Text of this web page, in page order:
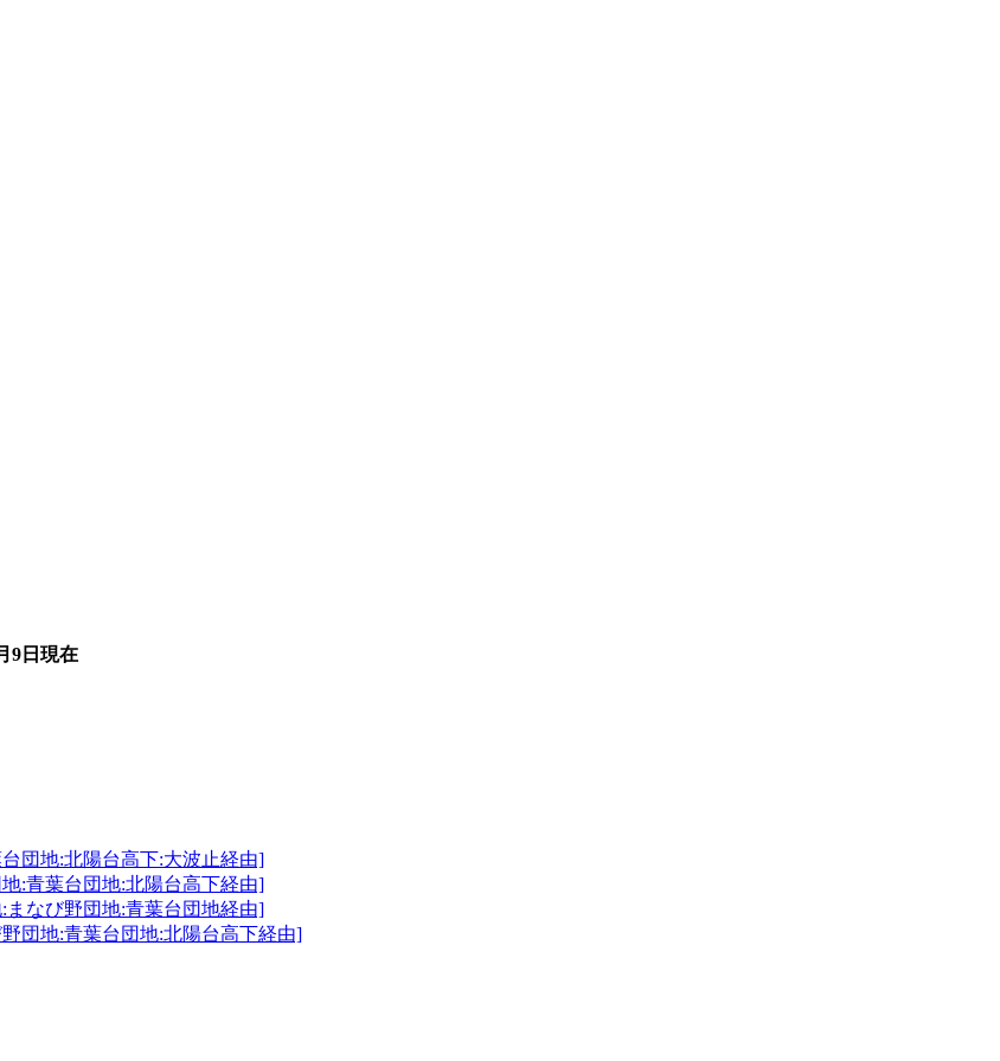
9日 現在
団地:北陽台高下:大波止経由]
:青葉台団地:北陽台高下経由]
なび野団地:青葉台団地経由]
団地:青葉台団地:北陽台高下経由]